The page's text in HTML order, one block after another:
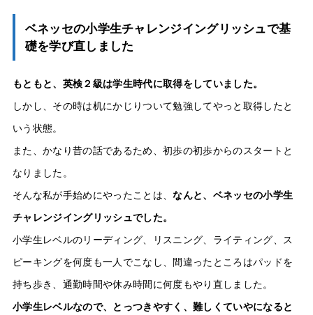
ベネッセの小学生チャレンジイングリッシュで基
礎を学び直しました
もともと、英検２級は学生時代に取得をしていました。
しかし、その時は机にかじりついて勉強してやっと取得したと
いう状態。
また、かなり昔の話であるため、初歩の初歩からのスタートと
なりました。
そんな私が手始めにやったことは、なんと、ベネッセの小学生
チャレンジイングリッシュでした。
小学生レベルのリーディング、リスニング、ライティング、ス
ピーキングを何度も一人でこなし、間違ったところはパッドを
持ち歩き、通勤時間や休み時間に何度もやり直しました。
小学生レベルなので、とっつきやすく、難しくていやになると